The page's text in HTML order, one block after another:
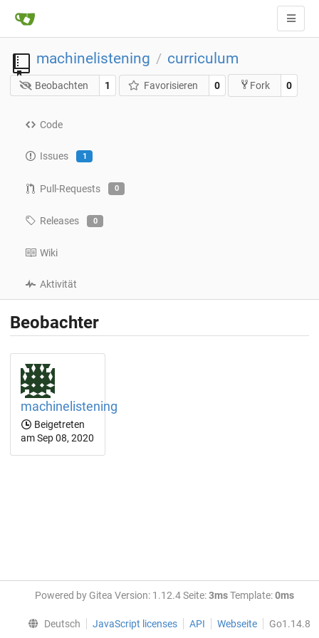
machinelistening / curriculum
Beobachten 1 Favorisieren 0 Fork 0
Code
Issues 1
Pull-Requests 0
Releases 0
Wiki
Aktivität
Beobachter
machinelistening
Beigetreten
am Sep 08, 2020
Powered by Gitea Version: 1.12.4 Seite:3msTemplate:0ms
Deutsch JavaScript licenses API Webseite Go1.14.8